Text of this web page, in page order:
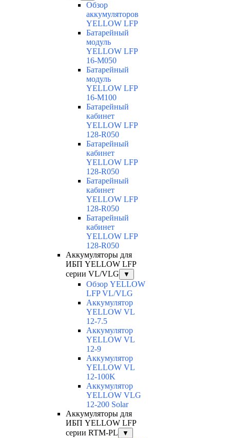
Обзор
аккумуляторов
YELLOW LFP
Батарейный
модуль
YELLOW LFP
16-M050
Батарейный
модуль
YELLOW LFP
16-M100
Батарейный
кабинет
YELLOW LFP
128-R050
Батарейный
кабинет
YELLOW LFP
128-R050
Батарейный
кабинет
YELLOW LFP
128-R050
Батарейный
кабинет
YELLOW LFP
128-R050
Аккумуляторы для
ИБП YELLOW LFP
серии VL/VLG
▼
Обзор YELLOW
LFP VL/VLG
Аккумулятор
YELLOW VL
12-7.5
Аккумулятор
YELLOW VL
12-9
Аккумулятор
YELLOW VL
12-100K
Аккумулятор
YELLOW VLG
12-200 Solar
Аккумуляторы для
ИБП YELLOW LFP
серии RTM-PL
▼